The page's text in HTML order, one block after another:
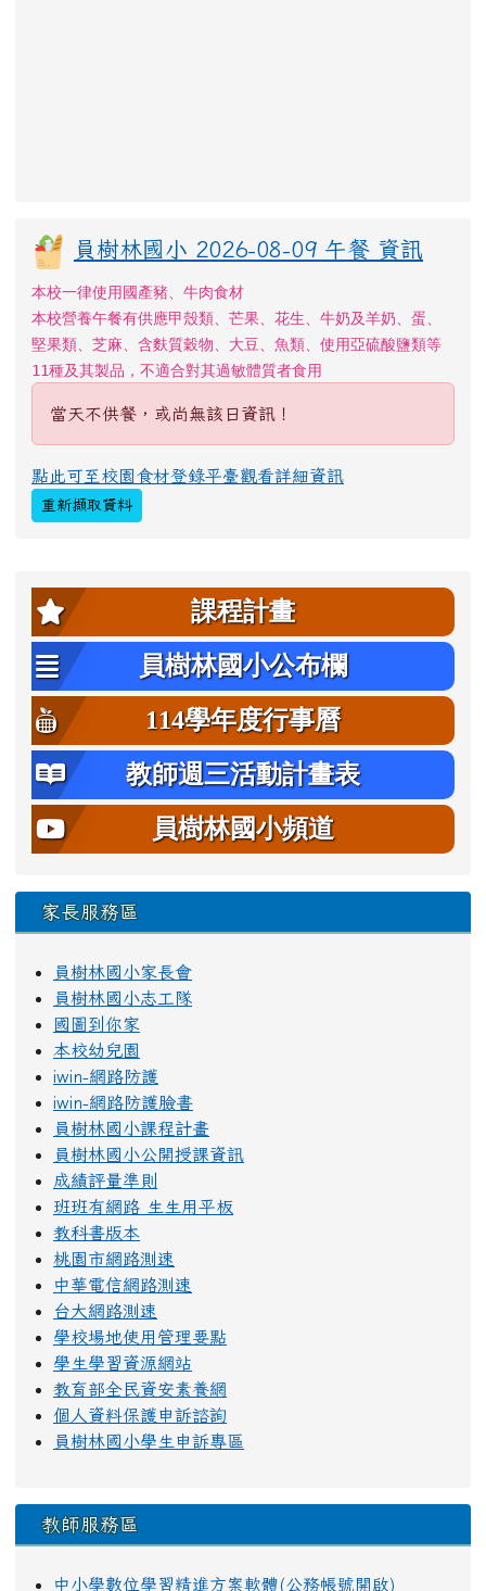
員樹林國小 2026-08-09 午餐 資訊
本校一律使用國產豬、牛肉食材
本校營養午餐有供應甲殼類、芒果、花生、牛奶及羊奶、蛋、
堅果類、芝麻、含麩質穀物、大豆、魚類、使用亞硫酸鹽類等
11種及其製品，不適合對其過敏體質者食用
當天不供餐，或尚無該日資訊！
點此可至校園食材登錄平臺觀看詳細資訊
重新擷取資料
左邊區域內容
課程計畫
員樹林國小公布欄
114學年度行事曆
教師週三活動計畫表
員樹林國小頻道
家長服務區
員樹林國小家長會
員樹林國小志工隊
國圖到你家
本校幼兒園
iwin-網路防護
iwin-網路防護臉書
員樹林國小課程計畫
員樹林國小公開授課資訊
成績評量準則
班班有網路 生生用平板
教科書版本
桃園市網路測速
中華電信網路測速
台大網路測速
學校場地使用管理要點
學生學習資源網站
教育部全民資安素養網
個人資料保護申訴諮詢
員樹林國小學生申訴專區
教師服務區
中小學數位學習精進方案軟體(公務帳號開啟)